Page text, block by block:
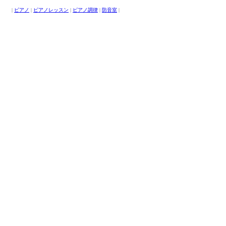
| ピアノ | ピアノレッスン | ピアノ調律 | 防音室 |